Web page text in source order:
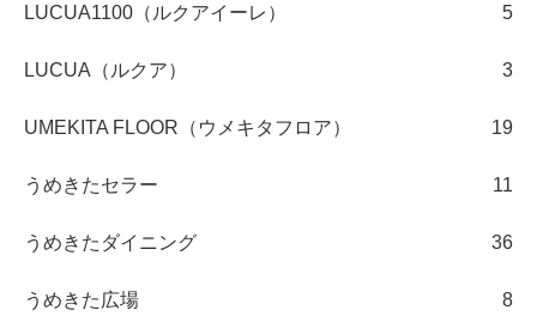
LUCUA1100（ルクアイーレ） 5
LUCUA（ルクア） 3
UMEKITA FLOOR（ウメキタフロア） 19
うめきたセラー 11
うめきたダイニング 36
うめきた広場 8